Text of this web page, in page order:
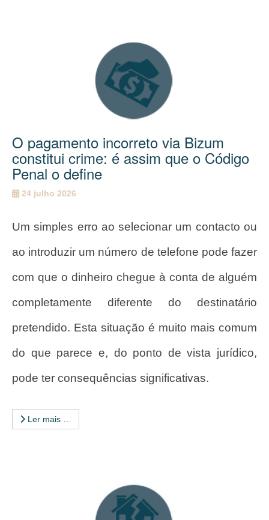
O pagamento incorreto via Bizum
constitui crime: é assim que o Código
Penal o define
24 julho 2026
Um simples erro ao selecionar um contacto ou
ao introduzir um número de telefone pode fazer
com que o dinheiro chegue à conta de alguém
completamente diferente do destinatário
pretendido. Esta situação é muito mais comum
do que parece e, do ponto de vista jurídico,
pode ter consequências significativas.
Ler mais …